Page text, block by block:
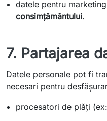
datele pentru
consimțământului.
7. Partajarea
Datele personale pot fi
necesari pentru
procesatori de plăți